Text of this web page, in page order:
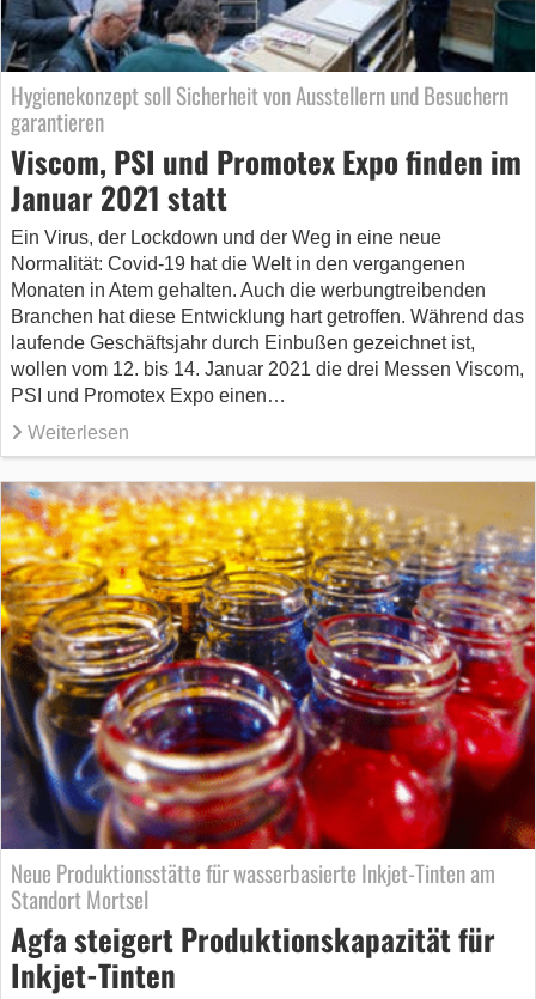
Hygienekonzept soll Sicherheit von Ausstellern und Besuchern
garantieren
Viscom, PSI und Promotex Expo finden im
Januar 2021 statt
Ein Virus, der Lockdown und der Weg in eine neue
Normalität: Covid-19 hat die Welt in den vergangenen
Monaten in Atem gehalten. Auch die werbungtreibenden
Branchen hat diese Entwicklung hart getroffen. Während das
laufende Geschäftsjahr durch Einbußen gezeichnet ist,
wollen vom 12. bis 14. Januar 2021 die drei Messen Viscom,
PSI und Promotex Expo einen…
Weiterlesen
Neue Produktionsstätte für wasserbasierte Inkjet-Tinten am
Standort Mortsel
Agfa steigert Produktionskapazität für
Inkjet-Tinten